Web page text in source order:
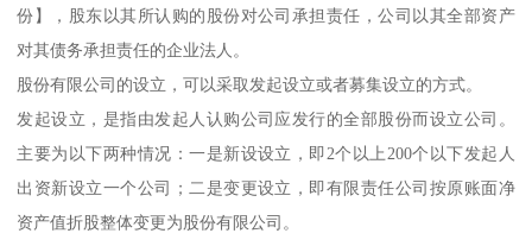
份】，股东以其所认购的股份对公司承担责任，公司以其全部资产
对其债务承担责任的企业法人。
股份有限公司的设立，可以采取发起设立或者募集设立的方式。
发起设立，是指由发起人认购公司应发行的全部股份而设立公司。
主要为以下两种情况：一是新设设立，即2个以上200个以下发起人
出资新设立一个公司；二是变更设立，即有限责任公司按原账面净
资产值折股整体变更为股份有限公司。